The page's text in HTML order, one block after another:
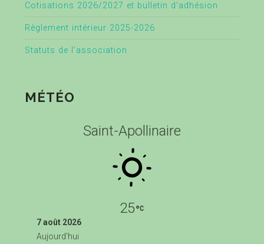
Cotisations 2026/2027 et bulletin d’adhésion
Règlement intérieur 2025-2026
Statuts de l’association
MÉTÉO
Saint-Apollinaire
25
7 août 2026
Aujourd'hui